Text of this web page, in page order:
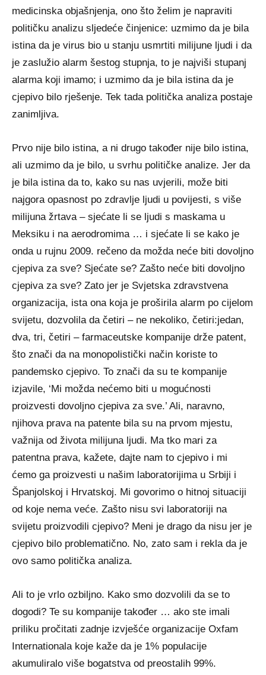
medicinska objašnjenja, ono što želim je napraviti
političku analizu sljedeće činjenice: uzmimo da je bila
istina da je virus bio u stanju usmrtiti milijune ljudi i da
je zaslužio alarm šestog stupnja, to je najviši stupanj
alarma koji imamo; i uzmimo da je bila istina da je
cjepivo bilo rješenje. Tek tada politička analiza postaje
zanimljiva.
Prvo nije bilo istina, a ni drugo također nije bilo istina,
ali uzmimo da je bilo, u svrhu političke analize. Jer da
je bila istina da to, kako su nas uvjerili, može biti
najgora opasnost po zdravlje ljudi u povijesti, s više
milijuna žrtava – sjećate li se ljudi s maskama u
Meksiku i na aerodromima … i sjećate li se kako je
onda u rujnu 2009. rečeno da možda neće biti dovoljno
cjepiva za sve? Sjećate se? Zašto neće biti dovoljno
cjepiva za sve? Zato jer je Svjetska zdravstvena
organizacija, ista ona koja je proširila alarm po cijelom
svijetu, dozvolila da četiri – ne nekoliko, četiri:jedan,
dva, tri, četiri – farmaceutske kompanije drže patent,
što znači da na monopolistički način koriste to
pandemsko cjepivo. To znači da su te kompanije
izjavile, ‘Mi možda nećemo biti u mogućnosti
proizvesti dovoljno cjepiva za sve.’ Ali, naravno,
njihova prava na patente bila su na prvom mjestu,
važnija od života milijuna ljudi. Ma tko mari za
patentna prava, kažete, dajte nam to cjepivo i mi
ćemo ga proizvesti u našim laboratorijima u Srbiji i
Španjolskoj i Hrvatskoj. Mi govorimo o hitnoj situaciji
od koje nema veće. Zašto nisu svi laboratoriji na
svijetu proizvodili cjepivo? Meni je drago da nisu jer je
cjepivo bilo problematično. No, zato sam i rekla da je
ovo samo politička analiza.
Ali to je vrlo ozbiljno. Kako smo dozvolili da se to
dogodi? Te su kompanije također … ako ste imali
priliku pročitati zadnje izvješće organizacije Oxfam
Internationala koje kaže da je 1% populacije
akumuliralo više bogatstva od preostalih 99%.